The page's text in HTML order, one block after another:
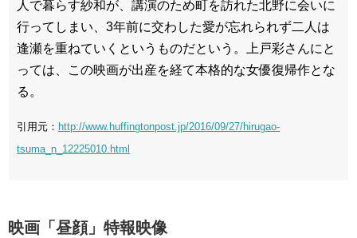
人で暮らす紗和が、講演のため町を訪れた北野に会いに
行ってしまい、3年前に交わした愛が忘れられず二人は
逢瀬を重ねていくというものだという。上戸彩さんにと
っては、この映画が出産を経て本格的な女優復帰作とな
る。
引用元： http://www.huffingtonpost.jp/2016/09/27/hirugao-
tsuma_n_12225010.html
映画「昼顔」特報映像